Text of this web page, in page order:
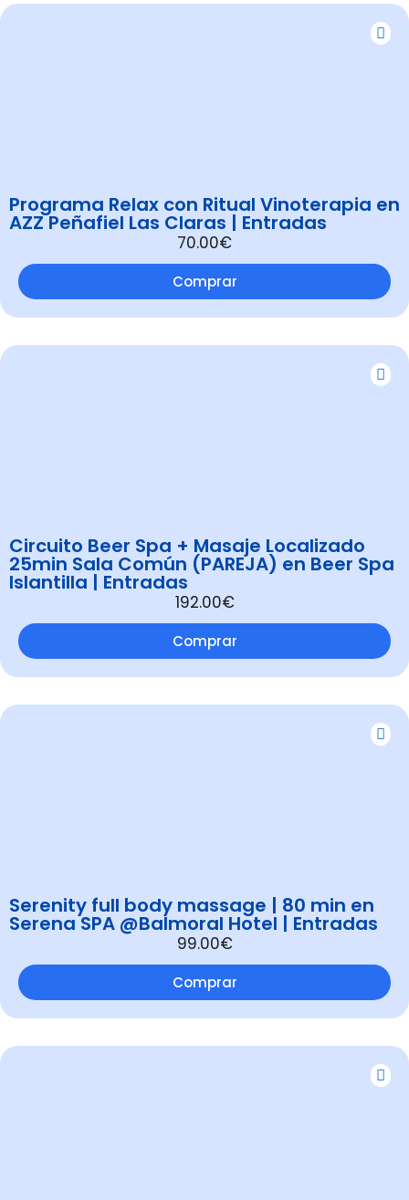
Programa Relax con Ritual Vinoterapia en
AZZ Peñafiel Las Claras | Entradas
70.00€
Comprar
Circuito Beer Spa + Masaje Localizado
25min Sala Común (PAREJA) en Beer Spa
Islantilla | Entradas
192.00€
Comprar
Serenity full body massage | 80 min en
Serena SPA @Balmoral Hotel | Entradas
99.00€
Comprar